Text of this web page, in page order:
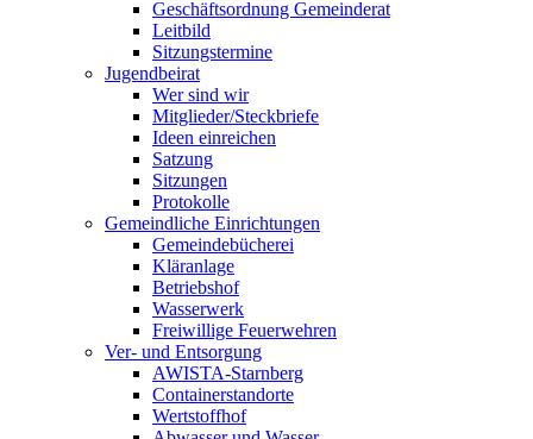
Geschäftsordnung Gemeinderat
Leitbild
Sitzungstermine
Jugendbeirat
Wer sind wir
Mitglieder/Steckbriefe
Ideen einreichen
Satzung
Sitzungen
Protokolle
Gemeindliche Einrichtungen
Gemeindebücherei
Kläranlage
Betriebshof
Wasserwerk
Freiwillige Feuerwehren
Ver- und Entsorgung
AWISTA-Starnberg
Containerstandorte
Wertstoffhof